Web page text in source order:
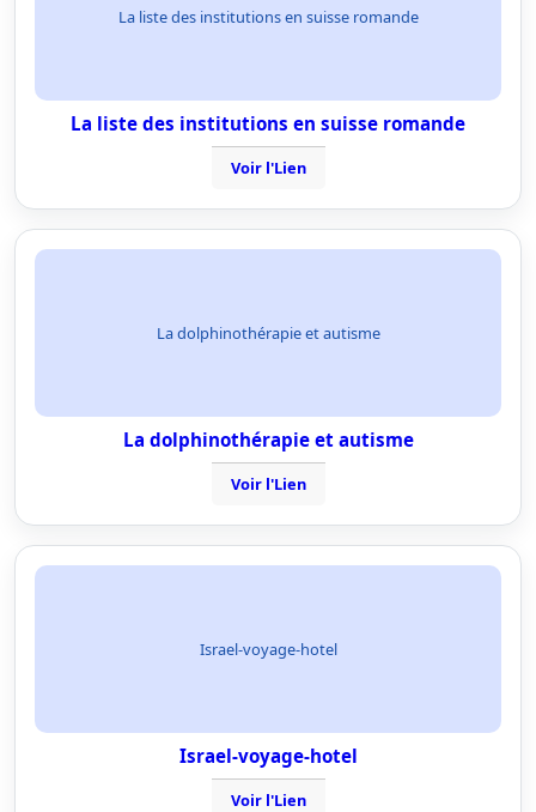
La liste des institutions en suisse romande
La liste des institutions en suisse romande
Voir l'Lien
La dolphinothérapie et autisme
La dolphinothérapie et autisme
Voir l'Lien
Israel-voyage-hotel
Israel-voyage-hotel
Voir l'Lien